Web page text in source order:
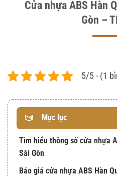
Cửa nhựa ABS Hàn
Gòn –
5/5 - (1
Mục lục
Tìm hiểu thông số cửa nhựa
Sài Gòn
Báo giá cửa nhựa ABS Hàn